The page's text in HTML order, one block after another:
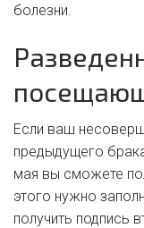
болезни.
Если ваш
предыдущего
мая вы сможете
этого нужно
получить подпись